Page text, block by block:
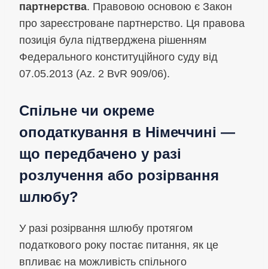
партнерства. Правовою основою є Закон
про зареєстроване партнерство. Ця правова
позиція була підтверджена рішенням
Федерального конституційного суду від
07.05.2013 (Az. 2 BvR 909/06).
Спільне чи окреме
оподаткування в Німеччині —
що передбачено у разі
розлучення або розірвання
шлюбу?
У разі розірвання шлюбу протягом
податкового року постає питання, як це
впливає на можливість спільного